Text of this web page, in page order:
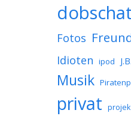
dobschat
Fotos
Idioten ipod
Musik
privat